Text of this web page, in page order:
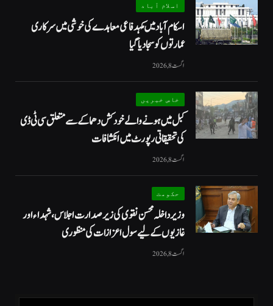
اسلام آباد
اسکام آباد میں مکہدفاعی معاہدے کی خوشی میں سرکاری
عمارتوں کو سجا دیا گیا
اگست 8, 2026
خاص خبریں
کبل میں ہونے والے خودکش دھماکے سے متعلق سی ٹی ڈی
کی تحقیقاتی رپورٹ میں انکشافات
اگست 8, 2026
حکومت
وزیرداخلہ محسن نقوی کی زیر صدارت اجلاس، شہداء اور
غازیوں کے لیے سول اعزازات کی منظوری
اگست 8, 2026